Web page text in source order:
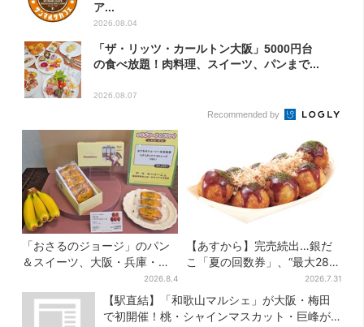
ア...
2026.08.04
「ザ・リッツ・カールトン大阪」5000円台
の食べ放題！肉料理、スイーツ、パンまで...
2026.08.07
Recommended by
「おさるのジョージ」のパン
＆スイーツ、大阪・兵庫・京
都限定で【きょうから】発売
スタート
2026.8.4
【あすから】完売続出…銀だ
こ「夏の回数券」、“最大2811
2026.7.31
【駅直結】「和歌山マルシェ」が大阪・梅田
で初開催！桃・シャインマスカット・巨峰が